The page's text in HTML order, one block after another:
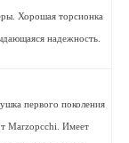
Хорошая торсионка
надежность.
первого поколения
Marzopcchi. Имеет